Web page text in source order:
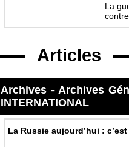
La
Articles
Archives - Archives
INTERNATIONAL
La Russie aujourd’hui :